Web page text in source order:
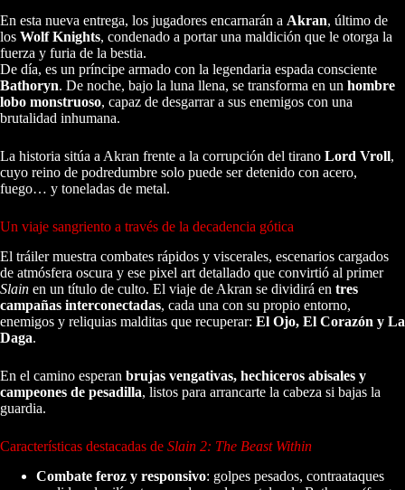
En esta nueva entrega, los jugadores encarnarán a Akran, último de
los Wolf Knights, condenado a portar una maldición que le otorga la
fuerza y furia de la bestia.
De día, es un príncipe armado con la legendaria espada consciente
Bathoryn. De noche, bajo la luna llena, se transforma en un hombre
lobo monstruoso, capaz de desgarrar a sus enemigos con una
brutalidad inhumana.
La historia sitúa a Akran frente a la corrupción del tirano Lord Vroll,
cuyo reino de podredumbre solo puede ser detenido con acero,
fuego… y toneladas de metal.
Un viaje sangriento a través de la decadencia gótica
El tráiler muestra combates rápidos y viscerales, escenarios cargados
de atmósfera oscura y ese pixel art detallado que convirtió al primer
Slain en un título de culto. El viaje de Akran se dividirá en tres
campañas interconectadas, cada una con su propio entorno,
enemigos y reliquias malditas que recuperar: El Ojo, El Corazón y La
Daga.
En el camino esperan brujas vengativas, hechiceros abisales y
campeones de pesadilla, listos para arrancarte la cabeza si bajas la
guardia.
Características destacadas de Slain 2: The Beast Within
Combate feroz y responsivo: golpes pesados, contraataques